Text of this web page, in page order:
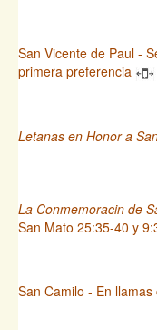
San Vicente de Paul -
primera preferencia
Letanas en Honor a
La Conmemoracin de
San Mato 25:35-40 y
San Camilo - En